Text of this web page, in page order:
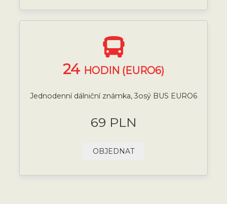
24 HODIN (EURO6)
Jednodenní dálniční známka, 3osý BUS EURO6
69 PLN
OBJEDNAT